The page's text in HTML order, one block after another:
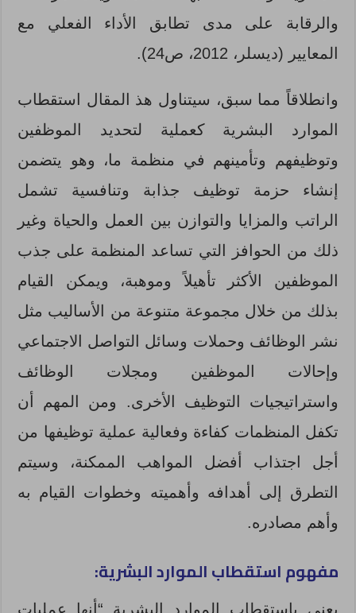
والرقابة على مدى تطابق الأداء الفعلي مع
المعايير (ديسلر، 2012، ص24).
وانطلاقاً مما سبق، سيتناول هذ المقال استقطاب
الموارد البشرية كعملية لتحديد الموظفين
وتوظيفهم وتأمينهم في منظمة ما، وهو يتضمن
إنشاء حزمة توظيف جذابة وتنافسية تشمل
الراتب والمزايا والتوازن بين العمل والحياة وغير
ذلك من الحوافز التي تساعد المنظمة على جذب
الموظفين الأكثر تأهيلاً وموهبة، ويمكن القيام
بذلك من خلال مجموعة متنوعة من الأساليب مثل
نشر الوظائف وحملات وسائل التواصل الاجتماعي
وإحالات الموظفين ومجلات الوظائف
واستراتيجيات التوظيف الأخرى. ومن المهم أن
تكفل المنظمات كفاءة وفعالية عملية توظيفها من
أجل اجتذاب أفضل المواهب الممكنة، وسيتم
التطرق إلى أهدافه وأهميته وخطوات القيام به
وأهم مصادره.
مفهوم استقطاب الموارد البشرية:
يعنى باستقطاب الموارد البشرية “أنها عمليات